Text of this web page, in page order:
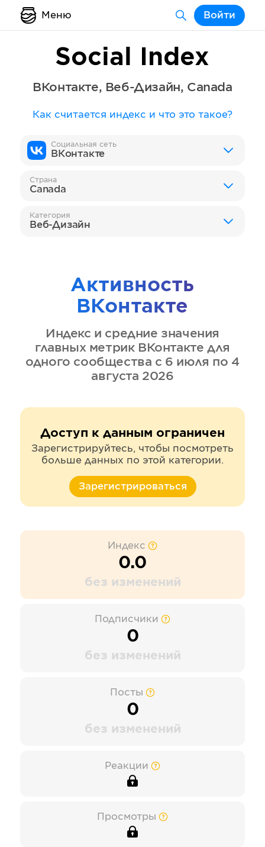
Меню Войти
Social Index
ВКонтакте, Веб-Дизайн, Canada
Как считается индекс и что это такое?
Социальная сеть
ВКонтакте
Страна
Canada
Категория
Веб-Дизайн
Активность
ВКонтакте
Индекс и средние значения
главных метрик ВКонтакте для
одного сообщества с 6 июля по 4
августа 2026
Доступ к данным ограничен
Зарегистрируйтесь, чтобы посмотреть
больше данных по этой категории.
Зарегистрироваться
Индекс
0.0
без изменений
Подписчики
0
без изменений
Посты
0
без изменений
Реакции
Просмотры